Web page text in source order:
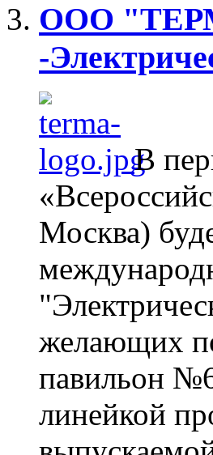
ООО
-
В
Москва)
желающих
павильон
линейкой